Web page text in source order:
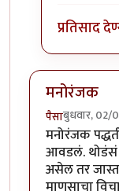
प्रतिसाद
मनोरंजक
पैसाबुधवार, 02/
मनोरंजक
आवडलं. थोडंसं
असेल तर जास्त